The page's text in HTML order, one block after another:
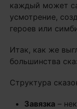
каждый может
усмотрение,
героев или
Итак, как же
большинства
Структура
Завязка –